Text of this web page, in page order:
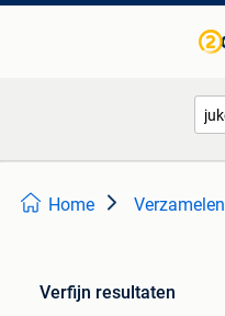
Home Verzamelen
Verfijn resultaten